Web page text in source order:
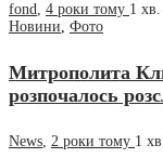
fond, 4 роки тому 1 хв.
Новини, Фото
Митрополита
розпочалось
News 2 роки тому 1 хв.